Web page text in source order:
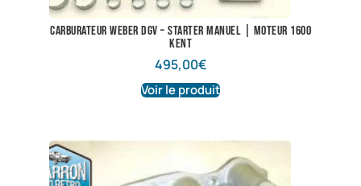
Carburateur Weber DGV – Starter manuel | Moteur 1600
Kent
495,00€
Voir le produit